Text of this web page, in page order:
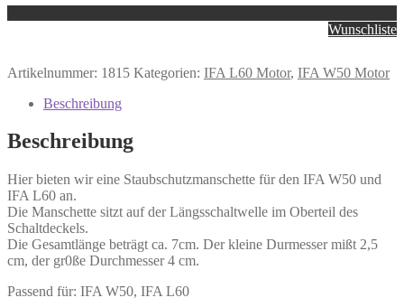
Wunschliste
Artikelnummer: 1815 Kategorien: IFA L60 Motor, IFA W50 Motor
Beschreibung
Beschreibung
Hier bieten wir eine Staubschutzmanschette für den IFA W50 und
IFA L60 an.
Die Manschette sitzt auf der Längsschaltwelle im Oberteil des
Schaltdeckels.
Die Gesamtlänge beträgt ca. 7cm. Der kleine Durmesser mißt 2,5
cm, der gr0ße Durchmesser 4 cm.
Passend für: IFA W50, IFA L60